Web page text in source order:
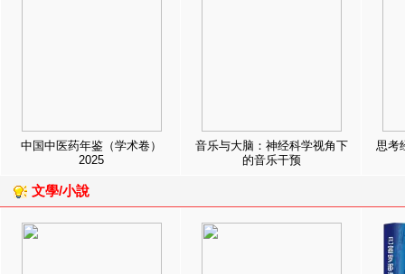
中国中医药年鉴（学术卷）
2025
音乐与大脑：神经科学视角下
的音乐干预
思考
文學/小說